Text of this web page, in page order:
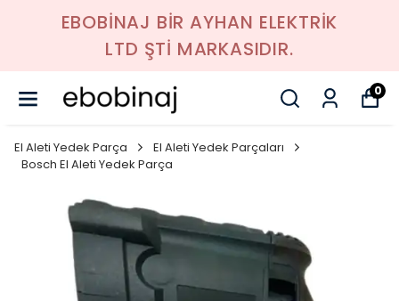
EBOBİNAJ BİR AYHAN ELEKTRİK
LTD ŞTİ MARKASIDIR.
0
El Aleti Yedek Parça
El Aleti Yedek Parçaları
Bosch El Aleti Yedek Parça